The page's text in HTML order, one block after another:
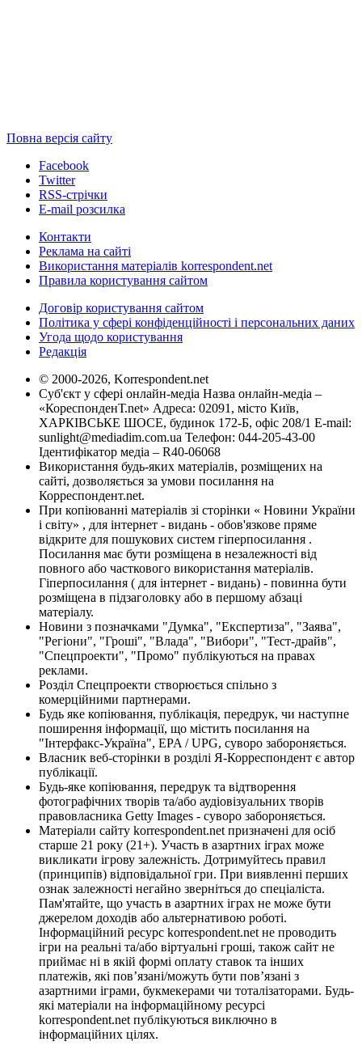
Повна версія сайту
Facebook
Twitter
RSS-стрічки
E-mail розсилка
Контакти
Реклама на сайті
Використання матеріалів korrespondent.net
Правила користування сайтом
Договір користування сайтом
Політика у сфері конфіденційності і персональних даних
Угода щодо користування
Редакція
© 2000-2026, Korrespondent.net
Суб'єкт у сфері онлайн-медіа Назва онлайн-медіа –
«КореспонденТ.net» Адреса: 02091, місто Київ,
ХАРКІВСЬКЕ ШОСЕ, будинок 172-Б, офіс 208/1 E-mail:
sunlight@mediadim.com.ua Телефон: 044-205-43-00
Ідентифікатор медіа – R40-06068
Використання будь-яких матеріалів, розміщених на
сайті, дозволяється за умови посилання на
Корреспондент.net.
При копіюванні матеріалів зі сторінки « Новини України
і світу» , для інтернет - видань - обов'язкове пряме
відкрите для пошукових систем гіперпосилання .
Посилання має бути розміщена в незалежності від
повного або часткового використання матеріалів.
Гіперпосилання ( для інтернет - видань) - повинна бути
розміщена в підзаголовку або в першому абзаці
матеріалу.
Новини з позначками "Думка", "Експертиза", "Заява",
"Регіони", "Гроші", "Влада", "Вибори", "Тест-драйв",
"Спецпроекти", "Промо" публікуються на правах
реклами.
Розділ Спецпроекти створюється спільно з
комерційними партнерами.
Будь яке копіювання, публікація, передрук, чи наступне
поширення інформації, що містить посилання на
"Інтерфакс-Україна", EPA / UPG, суворо забороняється.
Власник веб-сторінки в розділі Я-Корреспондент є автор
публікації.
Будь-яке копіювання, передрук та відтворення
фотографічних творів та/або аудіовізуальних творів
правовласника Getty Images - суворо забороняється.
Матеріали сайту korrespondent.net призначені для осіб
старше 21 року (21+). Участь в азартних іграх може
викликати ігрову залежність. Дотримуйтесь правил
(принципів) відповідальної гри. При виявленні перших
ознак залежності негайно зверніться до спеціаліста.
Пам'ятайте, що участь в азартних іграх не може бути
джерелом доходів або альтернативою роботі.
Інформаційний ресурс korrespondent.net не проводить
ігри на реальні та/або віртуальні гроші, також сайт не
приймає ні в якій формі оплату ставок та інших
платежів, які пов’язані/можуть бути пов’язані з
азартними іграми, букмекерами чи тоталізаторами. Будь-
які матеріали на інформаційному ресурсі
korrespondent.net публікуються виключно в
інформаційних цілях.